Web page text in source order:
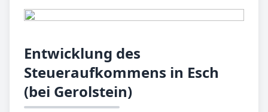
Entwicklung des
Steueraufkommens in Esch
(bei Gerolstein)